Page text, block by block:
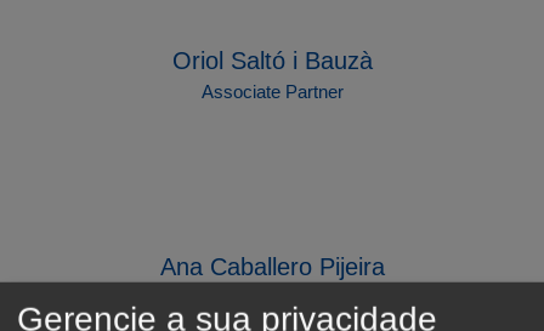
Oriol Saltó i Bauzà
Associate Partner
Ana Caballero Pijeira
Gerencie a sua privacidade